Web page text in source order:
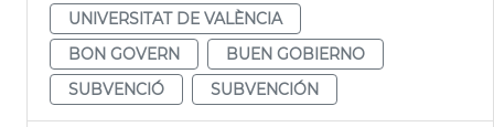
UNIVERSITAT DE VALÈNCIA
BON GOVERN
BUEN GOBIERNO
SUBVENCIÓ
SUBVENCIÓN